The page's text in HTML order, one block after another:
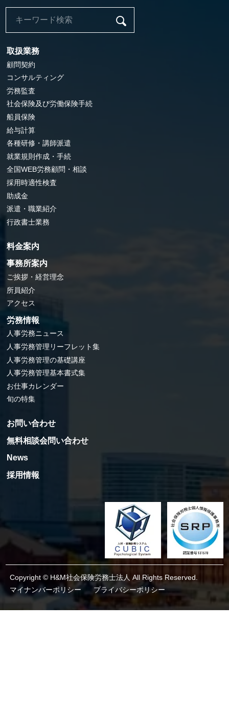
取扱業務
顧問契約
コンサルティング
労務監査
社会保険及び労働保険手続
船員保険
給与計算
各種研修・講師派遣
就業規則作成・手続
全国WEB労務顧問・相談
採用時適性検査
助成金
派遣・職業紹介
行政書士業務
料金案内
事務所案内
ご挨拶・経営理念
所員紹介
アクセス
労務情報
人事労務ニュース
人事労務管理リーフレット集
人事労務管理の基礎講座
人事労務管理基本書式集
お仕事カレンダー
旬の特集
お問い合わせ
無料相談会問い合わせ
News
採用情報
Copyright © H&M社会保険労務士法人 All Rights Reserved.
マイナンバーポリシー
プライバシーポリシー